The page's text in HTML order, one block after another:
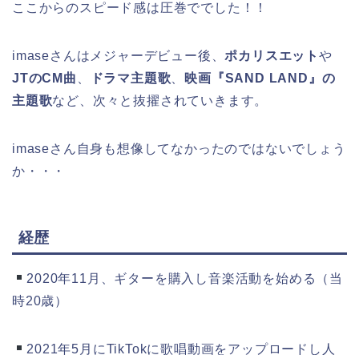
ここからのスピード感は圧巻ででした！！
imaseさんはメジャーデビュー後、ポカリスエットや
JTのCM曲
ドラマ主題歌
映画『SAND LAND』の
主題歌など、次々と抜擢されていきます。
imaseさん自身も想像してなかったのではないでしょう
か・・・
経歴
2020年11月、ギターを購入し音楽活動を始める（当
時20歳）
2021年5月にTikTokに歌唱動画をアップロードし人